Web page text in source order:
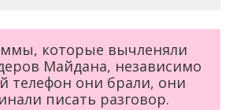
которые вычленяли
Майдана, независимо
телефон они брали, они
писать разговор.